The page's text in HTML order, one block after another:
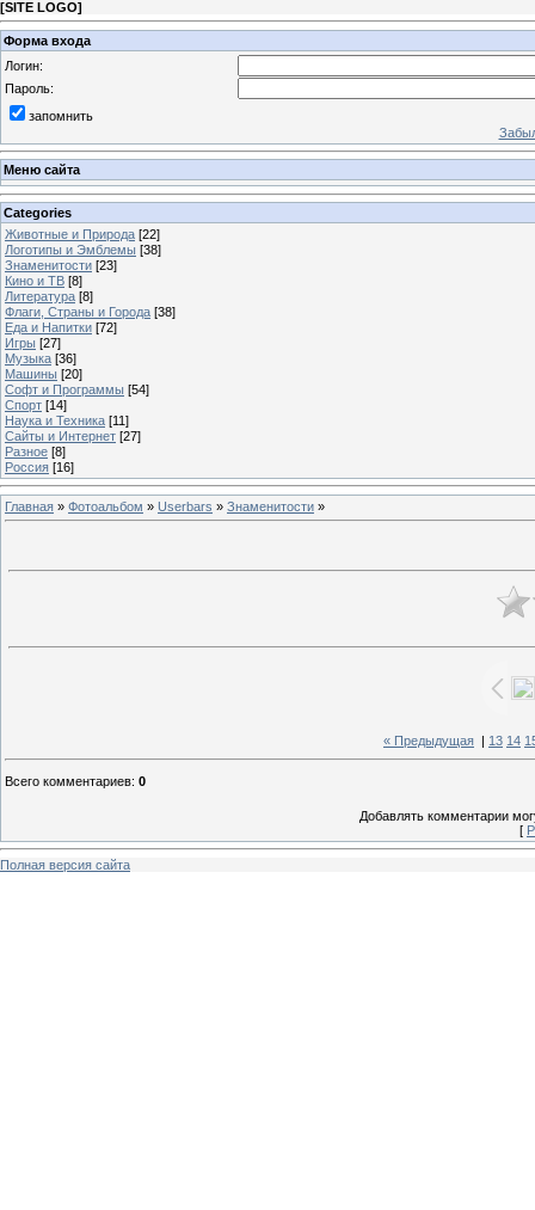
[SITE LOGO]
Форма входа
Логин:
Пароль:
запомнить
Меню сайта
Categories
Животные и Природа [22]
Логотипы и Эмблемы [38]
Знаменитости [23]
Кино и ТВ [8]
Литература [8]
Флаги, Страны и Города [38]
Еда и Напитки [72]
Игры [27]
Музыка [36]
Машины [20]
Софт и Программы [54]
Спорт [14]
Наука и Техника [11]
Сайты и Интернет [27]
Разное [8]
Россия [16]
Главная » Фотоальбом » Userbars » Знаменитости »
« Предыдущая 13 14
Всего комментариев: 0
Добавлять комментарии
[
Полная версия сайта